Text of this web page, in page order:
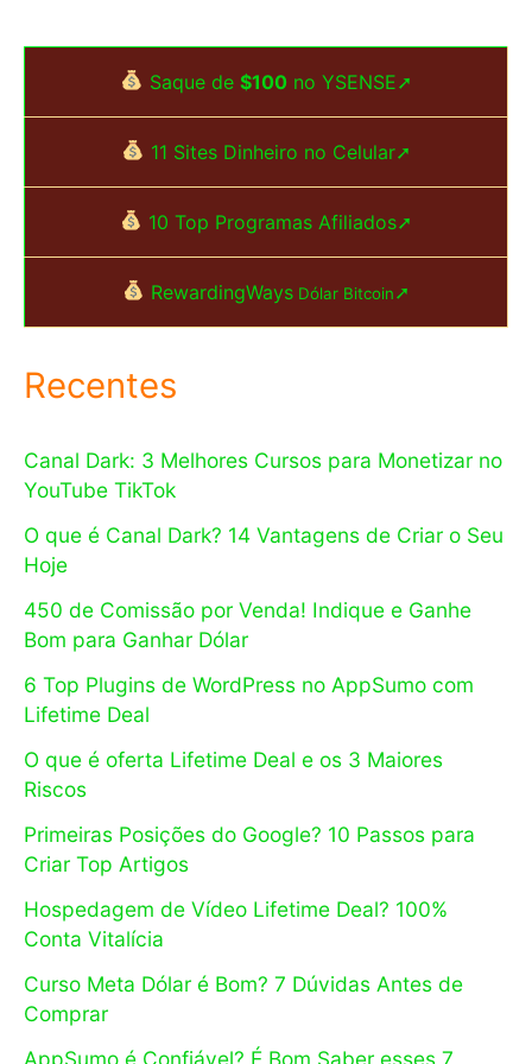
Saque de $100no YSENSE➚
11 Sites Dinheiro no Celular➚
10 Top Programas Afiliados➚
RewardingWays Dólar Bitcoin➚
Recentes
Canal Dark: 3 Melhores Cursos para Monetizar no
YouTube TikTok
O que é Canal Dark? 14 Vantagens de Criar o Seu
Hoje
450 de Comissão por Venda! Indique e Ganhe
Bom para Ganhar Dólar
6 Top Plugins de WordPress no AppSumo com
Lifetime Deal
O que é oferta Lifetime Deal e os 3 Maiores
Riscos
Primeiras Posições do Google? 10 Passos para
Criar Top Artigos
Hospedagem de Vídeo Lifetime Deal? 100%
Conta Vitalícia
Curso Meta Dólar é Bom? 7 Dúvidas Antes de
Comprar
AppSumo é Confiável? É Bom Saber esses 7